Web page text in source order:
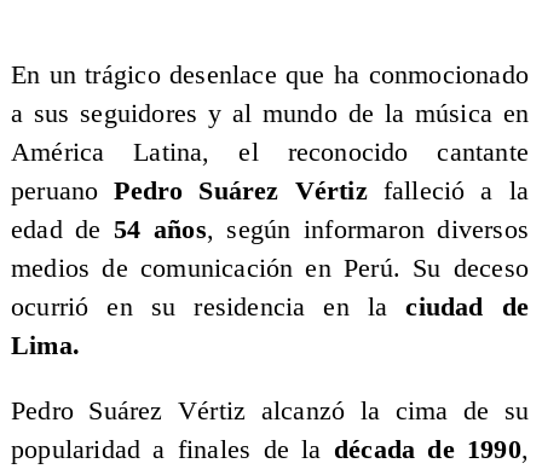
​En un trágico desenlace que ha conmocionado
a sus seguidores y al mundo de la música en
América Latina, el reconocido cantante
peruanoPedro Suárez Vértizfalleció a la
edad de 54 años, según informaron diversos
medios de comunicación en Perú. Su deceso
ocurrió en su residencia en laciudad de
Lima.
​Pedro Suárez Vértiz alcanzó la cima de su
popularidad a finales de la década de 1990,